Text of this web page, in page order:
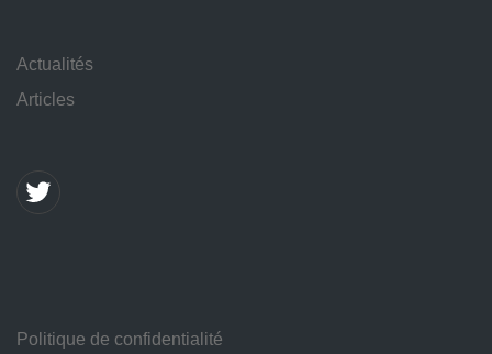
Actualités
Articles
Politique de confidentialité